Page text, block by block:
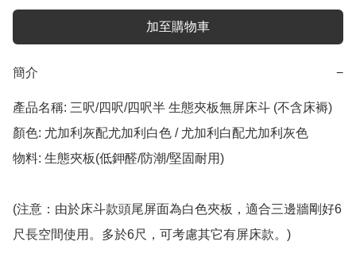
加至購物車
簡介 −
產品名稱: 三呎/四呎/四呎半 生態夾板無屏床斗 (不含床褥)
顏色: 尤加利灰配尤加利白色 / 尤加利白配尤加利灰色
物料: 生態夾板(低鉀醛/防潮/堅固耐用)
(注意：由於床斗款頭尾屏面為白色夾板，適合三邊牆剛好6
尺長空間使用。多於6尺，可考慮其它有屏床款。)